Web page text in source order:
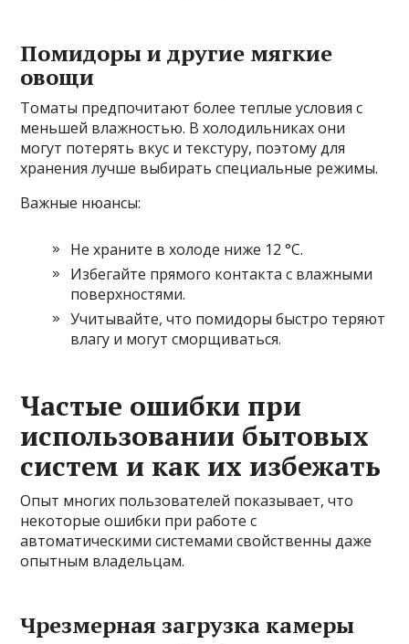
Помидоры и другие мягкие
овощи
Томаты предпочитают более теплые условия с
меньшей влажностью. В холодильниках они
могут потерять вкус и текстуру, поэтому для
хранения лучше выбирать специальные режимы.
Важные нюансы:
Не храните в холоде ниже 12 °C.
Избегайте прямого контакта с влажными
поверхностями.
Учитывайте, что помидоры быстро теряют
влагу и могут сморщиваться.
Частые ошибки при
использовании бытовых
систем и как их избежать
Опыт многих пользователей показывает, что
некоторые ошибки при работе с
автоматическими системами свойственны даже
опытным владельцам.
Чрезмерная загрузка камеры